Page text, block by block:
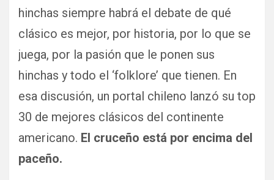
hinchas siempre habrá el debate de qué
clásico es mejor, por historia, por lo que se
juega, por la pasión que le ponen sus
hinchas y todo el ‘folklore’ que tienen. En
esa discusión, un portal chileno lanzó su top
30 de mejores clásicos del continente
americano. El cruceño está por encima del
paceño.